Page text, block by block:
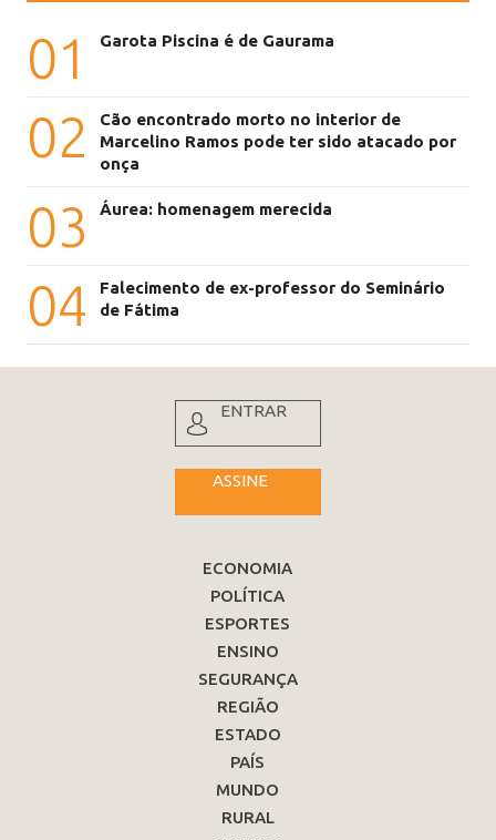
01 Garota Piscina é de Gaurama
02
Cão encontrado morto no interior de
Marcelino Ramos pode ter sido atacado por
onça
03 Áurea: homenagem merecida
04
Falecimento de ex-professor do Seminário
de Fátima
ENTRAR
ASSINE
ECONOMIA
POLÍTICA
ESPORTES
ENSINO
SEGURANÇA
REGIÃO
ESTADO
PAÍS
MUNDO
RURAL